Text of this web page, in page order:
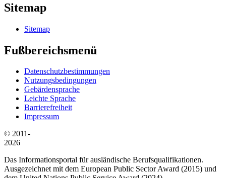
Sitemap
Sitemap
Fußbereichsmenü
Datenschutzbestimmungen
Nutzungsbedingungen
Gebärdensprache
Leichte Sprache
Barrierefreiheit
Impressum
© 2011-
2026
Das Informationsportal für ausländische Berufsqualifikationen.
Ausgezeichnet mit dem European Public Sector Award (2015) und